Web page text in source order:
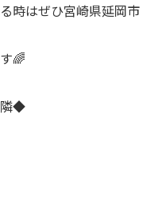
時はぜひ宮崎県延岡市
🌈
隣◆